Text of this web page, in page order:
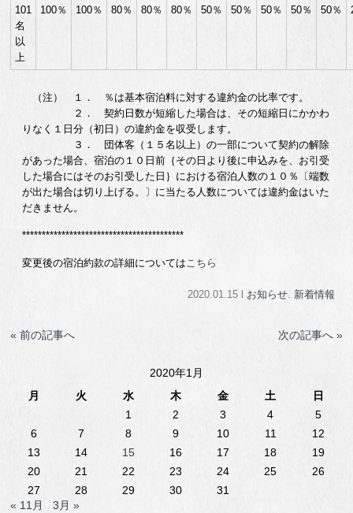
101
名
以
上
100％ 100％ 80％ 80％ 80％ 50％ 50％ 50％ 50％ 50％
（注） １． ％は基本宿泊料に対する違約金の比率です。
２． 契約日数が短縮した場合は、その短縮日にかかわ
りなく１日分（初日）の違約金を収受します。
３． 団体客（１５名以上）の一部について契約の解除
があった場合、宿泊の１０日前｛その日より後に申込みを、お引受
した場合にはそのお引受した日｝における宿泊人数の１０％〔端数
が出た場合は切り上げる。〕に当たる人数については違約金はいた
だきません。
*****************************************
変更後の宿泊約款の詳細についてはこちら
2020.01.15 l お知らせ. 新着情報
« 前の記事へ 次の記事へ »
2020年1月
月
火 水 木 金 土
日
1
2 3 4
5
6
7 8 9 10 11
12
13
14 15 16 17 18
19
20
21 22 23 24 25
26
27
28 29 30
31
« 11月
3月 »